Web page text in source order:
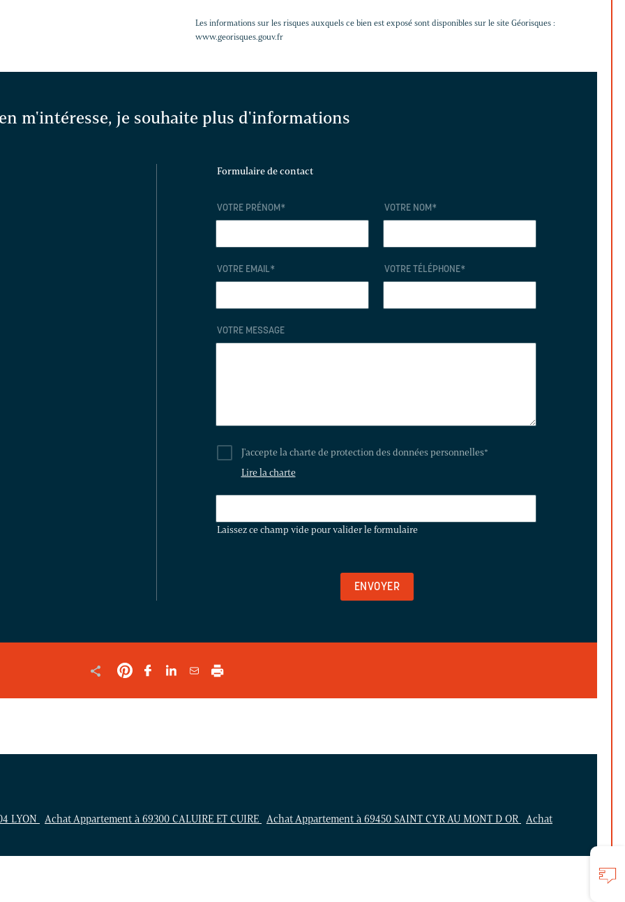
Les informations sur les risques auxquels ce bien est exposé sont disponibles sur le site Géorisques :
www.georisques.gouv.fr
m'intéresse, je souhaite plus d'informations
Formulaire de contact
VOTRE PRÉNOM* VOTRE NOM*
VOTRE EMAIL* VOTRE TÉLÉPHONE*
VOTRE MESSAGE
J'accepte la charte de protection des données personnelles*
Lire la charte
CHAMP
Laissez ce champ vide pour valider le formulaire
LYON Achat Appartement à 69300 CALUIRE ET CUIRE Achat Appartement à 69450 SAINT CYR AU MONT D OR Achat